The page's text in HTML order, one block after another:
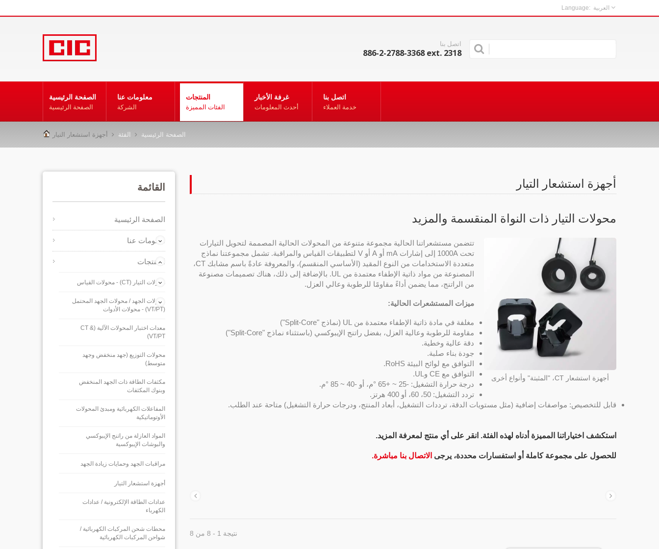
العربية
اتصل بنا
886-2-2788-3368 ext. 2318
الصفحة الرئيسية
الصفحة الرئيسية
معلومات عنا
الشركة
المنتجات
الفئات المميزة
غرفة الأخبار
أحدث المعلومات
اتصل بنا
خدمة العملاء
الصفحة الرئيسية الفئة أجهزة استشعار التيار
القائمة
الصفحة الرئيسية
معلومات عنا
المنتجات
محولات التيار (CT) - محولات القياس
محولات الجهد / محولات الجهد المحتمل
(VT/PT) - محولات الأدوات
معدات اختبار المحولات الآلية (CT &
VT/PT)
محولات التوزيع (جهد منخفض وجهد
متوسط)
مكثفات الطاقة ذات الجهد المنخفض
وبنوك المكثفات
المفاعلات الكهربائية ومبدئ المحولات
الأوتوماتيكية
المواد العازلة من راتنج الإيبوكسي
والبوشات الإيبوكسية
مراقبات الجهد وحمايات زيادة الجهد
أجهزة استشعار التيار
عدادات الطاقة الإلكترونية / عدادات
الكهرباء
محطات شحن المركبات الكهربائية /
شواحن المركبات الكهربائية
أجهزة استشعار التيار
محولات التيار ذات النواة المنقسمة والمزيد
أجهزة استشعار CT، "المثبتة" وأنواع أخرى
تتضمن مستشعراتنا الحالية مجموعة متنوعة من المحولات الحالية المصممة لتحويل التيارات
تحت 1000A إلى إشارات mA أو A أو V لتطبيقات القياس والمراقبة. تشمل مجموعتنا نماذج
متعددة الاستخدامات من النوع المقيد (الأساسي المنقسم)، والمعروفة عادةً باسم مشابك CT،
المصنوعة من مواد ذاتية الإطفاء معتمدة من UL. بالإضافة إلى ذلك، هناك تصميمات مصنوعة
من الراتنج، مما يضمن أداءً مقاومًا للرطوبة وعالي العزل.
ميزات المستشعرات الحالية:
مغلفة في مادة ذاتية الإطفاء معتمدة من UL (نماذج "Split-Core")
مقاومة للرطوبة وعالية العزل، بفضل راتنج الإيبوكسي (باستثناء نماذج "Split-Core")
دقة عالية وخطية.
جودة بناء صلبة.
التوافق مع لوائح البيئة RoHS.
التوافق مع CE وUL.
درجة حرارة التشغيل: -25 ~ +65 °م، أو -40 ~ 85 °م.
تردد التشغيل: 50، 60، أو 400 هرتز.
قابل للتخصيص: مواصفات إضافية (مثل مستويات الدقة، ترددات التشغيل، أبعاد المنتج، ودرجات حرارة التشغيل) متاحة عند الطلب.
استكشف اختياراتنا المميزة أدناه لهذه الفئة. انقر على أي منتج لمعرفة المزيد.
للحصول على مجموعة كاملة أو استفسارات محددة، يرجى الاتصال بنا مباشرة.
نتيجة 1 - 8 من 8